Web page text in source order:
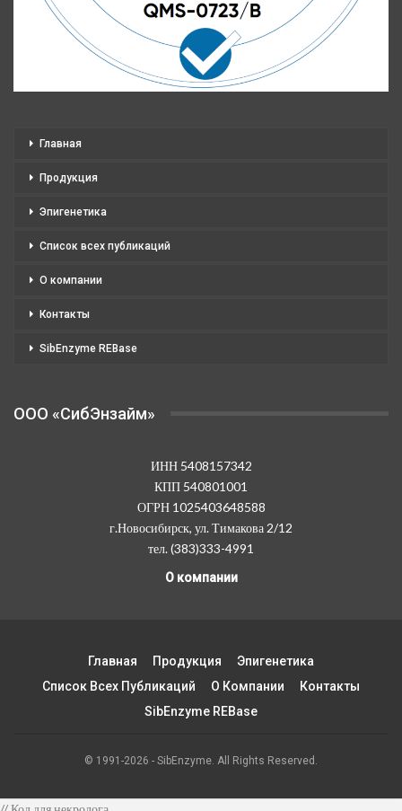
Главная
Продукция
Эпигенетика
Список всех публикаций
О компании
Контакты
SibEnzyme REBase
OOO «СибЭнзайм»
ИНН 5408157342
КПП 540801001
ОГРН 1025403648588
г.Новосибирск, ул. Тимакова 2/12
тел. (383)333-4991
О компании
Главная Продукция
Эпигенетика
Список Всех Публикаций
О Компании
Контакты
SibEnzyme REBase
© 1991-2026 - SibEnzyme. All Rights Reserved.